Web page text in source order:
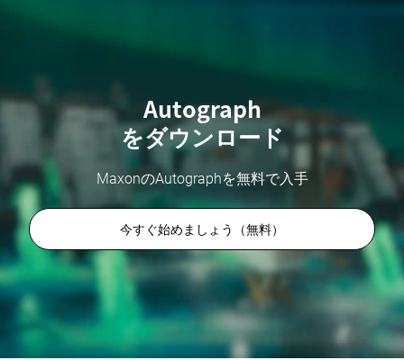
Autograph
をダウンロード
MaxonのAutographを無料で入手
今すぐ始めましょう（無料）